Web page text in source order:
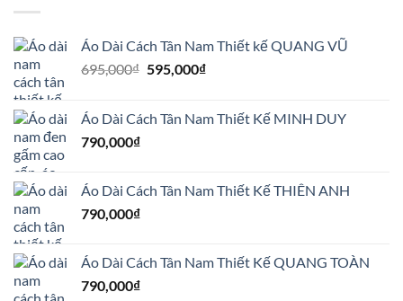
Áo Dài Cách Tân Nam Thiết kế QUANG VŨ
695,000₫ Giá
695,000₫.
595,000₫Giá
là:
Áo Dài Cách Tân Nam Thiết Kế MINH DUY
790,000₫
Áo Dài Cách Tân Nam Thiết Kế THIÊN ANH
790,000₫
Áo Dài Cách Tân Nam Thiết Kế QUANG TOÀN
790,000₫